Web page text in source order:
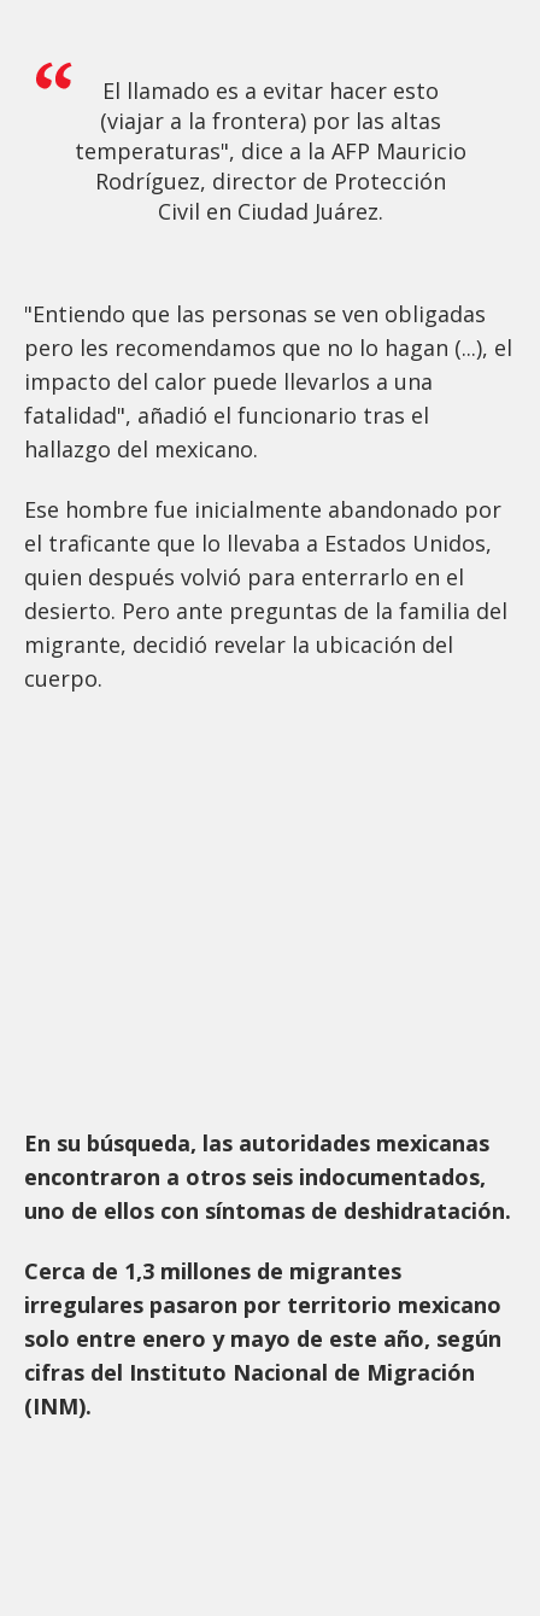
El llamado es a evitar hacer esto
(viajar a la frontera) por las altas
temperaturas", dice a la AFP Mauricio
Rodríguez, director de Protección
Civil en Ciudad Juárez.
"Entiendo que las personas se ven obligadas
pero les recomendamos que no lo hagan (...), el
impacto del calor puede llevarlos a una
fatalidad", añadió el funcionario tras el
hallazgo del mexicano.
Ese hombre fue inicialmente abandonado por
el traficante que lo llevaba a Estados Unidos,
quien después volvió para enterrarlo en el
desierto. Pero ante preguntas de la familia del
migrante, decidió revelar la ubicación del
cuerpo.
En su búsqueda, las autoridades mexicanas
encontraron a otros seis indocumentados,
uno de ellos con síntomas de deshidratación.
Cerca de 1,3 millones de migrantes
irregulares pasaron por territorio mexicano
solo entre enero y mayo de este año, según
cifras del Instituto Nacional de Migración
(INM).